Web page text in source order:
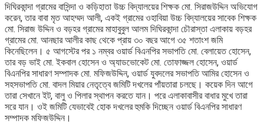
দিঘিরকান্দা গ্রামের বাসিন্দা ও কড়িহাতা উচ্চ বিদ্যালয়ের শিক্ষক মো. সিরাজউদ্দিন অভিযোগ
করেন, তার বাবা মৃত আহম্মদ আলী, একই গ্রামের ওহাবিয়া উচ্চ বিদ্যালয়ের সাবেক শিক্ষক
মো. সিরাজ উদ্দিন ও বড়হর গ্রামের মাহাবুবুল আলম দিঘিরকান্দা চৌরাস্তা এলাকায় বড়হর
গ্রামের মো. আনছার আলীর কাছ থেকে প্রায় ৩০ বছর আগে ৩৫ শতাংশ জমি
কিনেছিলেন। ৫ আগস্টের পর ১ নম্বর ওয়ার্ড বিএনপির সভাপতি মো. বেলায়েত হোসেন,
তার বড় ভাই মো. ইকবাল হোসেন ও অ্যাডভোকেট মো. তোফাজ্জল হোসেন, ওয়ার্ড
বিএনপির সাধারণ সম্পাদক মো. মফিজউদ্দিন, ওয়ার্ড যুবদলের সভাপতি আমির হোসেন ও
সহসভাপতি মো. বাদল মিয়ার নেতৃত্বে জমিটি দখলের পাঁয়তারা চলছে। কয়েক দিন আগে
তারা সেখানে ইট, বালু ও পিলার স্থাপন করতে যান। পরে এলাকাবাসীর বাধার মুখে তারা
সরে যান। ওই জমিটি যেভাবেই হোক দখলের হুমকি দিচ্ছেন ওয়ার্ড বিএনপির সাধারণ
সম্পাদক মফিজউদ্দিন।